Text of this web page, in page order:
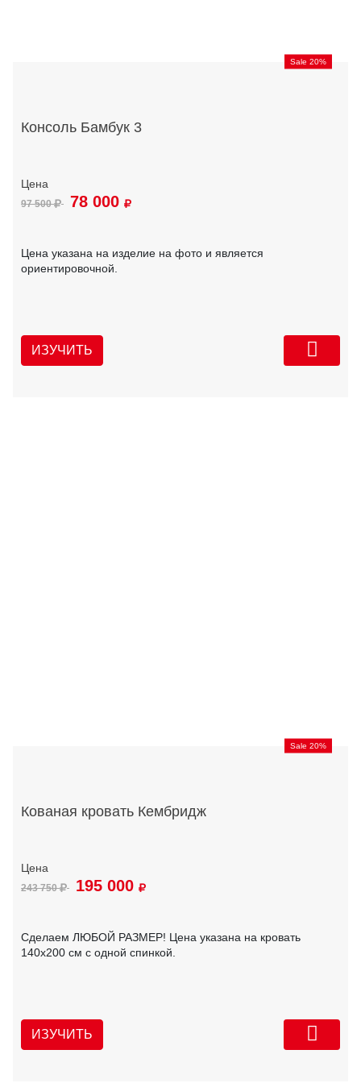
Sale 20%
Консоль Бамбук 3
97 500 78 000
Цена указана на изделие на фото и является
ориентировочной.
ИЗУЧИТЬ
Sale 20%
Кованая кровать Кембридж
243 750 195 000
Сделаем ЛЮБОЙ РАЗМЕР! Цена указана на кровать
140х200 см с одной спинкой.
ИЗУЧИТЬ